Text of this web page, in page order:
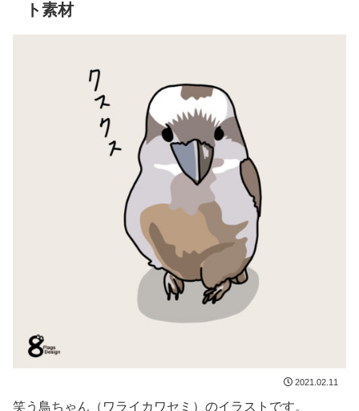
ト素材
2021.02.11
笑う鳥ちゃん（ワライカワセミ）のイラストです。